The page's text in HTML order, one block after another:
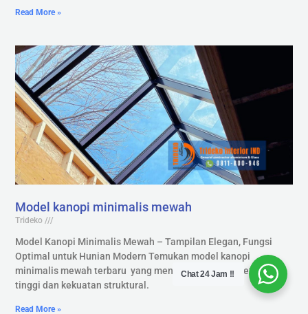
Read More »
Model kanopi minimalis mewah
Trideko
Model Kanopi Minimalis Mewah – Tampilan Elegan, Fungsi
Optimal untuk Hunian Modern Temukan model kanopi
minimalis mewah terbaru yang menggabungkan estetika
tinggi dan kekuatan struktural.
Read More »
Chat 24 Jam !!